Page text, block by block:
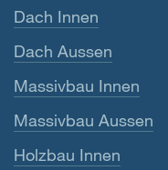
Dach Innen
Dach Aussen
Massivbau Innen
Massivbau Aussen
Holzbau Innen